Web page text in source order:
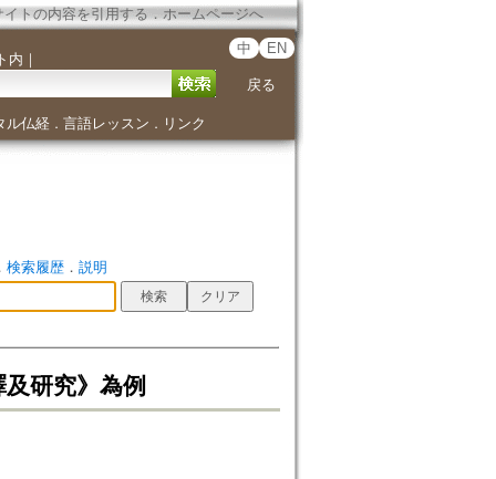
イトの内容を引用する ． ホームページへ
内 ｜
中 EN
戻る
ル仏経． 言語レッスン ． リンク
検索履歴． 説明
研究》為例